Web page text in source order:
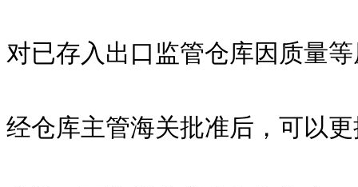
对已存入出口监管仓库因质量
经仓库主管海关批准后，可以